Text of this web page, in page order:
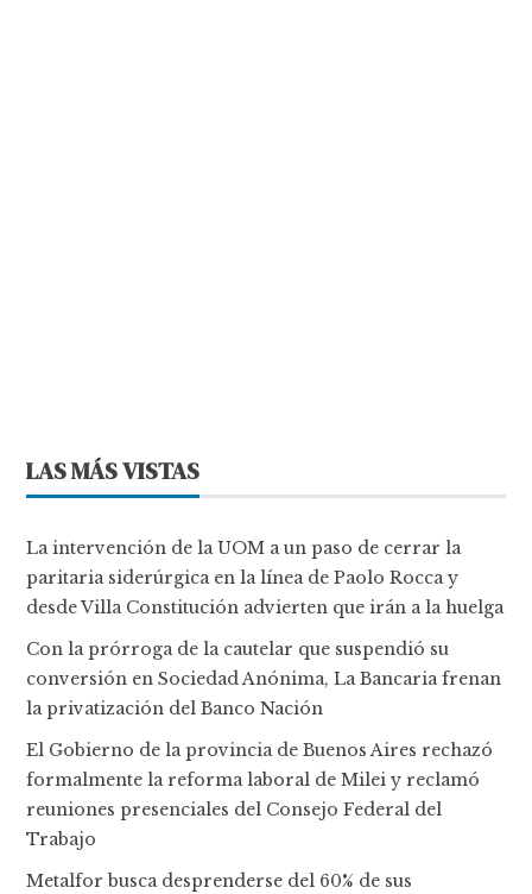
LAS MÁS VISTAS
La intervención de la UOM a un paso de cerrar la
paritaria siderúrgica en la línea de Paolo Rocca y
desde Villa Constitución advierten que irán a la huelga
Con la prórroga de la cautelar que suspendió su
conversión en Sociedad Anónima, La Bancaria frenan
la privatización del Banco Nación
El Gobierno de la provincia de Buenos Aires rechazó
formalmente la reforma laboral de Milei y reclamó
reuniones presenciales del Consejo Federal del
Trabajo
Metalfor busca desprenderse del 60% de sus